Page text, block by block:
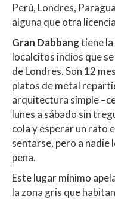
Perú, Londres,
alguna que otra
Gran Dabbangtiene
localcitos indios que
de Londres. Son 12
platos de metal
arquitectura simple
lunes a sábado sin
cola y esperar un rato
sentarse, pero a nadie
pena.
Este lugar mínimo
la zona gris que